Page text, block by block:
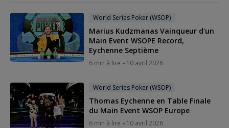
World Series Poker (WSOP)
Marius Kudzmanas Vainqueur d'un
Main Event WSOPE Record,
Eychenne Septième
6 min à lire 10 avril 2026
World Series Poker (WSOP)
Thomas Eychenne en Table Finale
du Main Event WSOP Europe
6 min à lire 10 avril 2026